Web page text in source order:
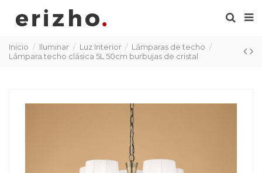
Inicio Iluminar Luz Interior
Lámparas de techo
Lámpara techo clásica 5L 50cm burbujas de cristal